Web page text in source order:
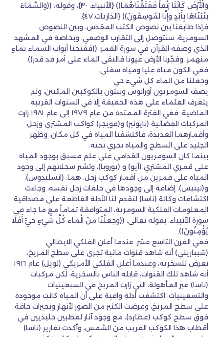
وَالْأَرْضَ كَانَتَا رَتْقاً فَفَتَقْنَاهُمَا)) {الأنبياء: ٣٠}، وقوله: ((وَالسَّمَاءَ
بَنَيْنَاهَا بِأَيْدٍ وَإِنَّا لَمُوسِعُونَ)) {الذاريات:٤٧}.
فإذا طابقنا بين نصوص الكتب المقدس، وبين النصوص
السومرية، سنتوصل إلى التقارب الوصفي، وبخاصة في المشهد
الذي وصفه القرآن في سورة القمر: ((ففتحنا أبواب السماء بماءٍ
منهمر، وفجّرنا الأرض عيونا فالتقى الماء على أمر قد قدر)).
ففي الكون مياه عليا ومياه سفلى.
وجعلنا من الماء كل شيء حي
يصف السومريون أورانوس ونبتون بالكوكبين المائيين، ولم
يتعرف العلماء على هذه الحقيقة إلا في السنوات القريبة
الماضية، ففي الفترة الممتدة من عام ١٩٧٩ إلى عام ١٩٨١ زارت
المركبات الفضائية (بايونير) و(فويجر) كواكب المشتري وزحل
وأقمارهما العديدة، فاكتشفتا المياه في كل مكان، وظهر
الجليد على السطح والمياه تجري تحته.
بينما كان السومريون القدامى على علم مسبق بوجود المياه
على قمري المشتري (آيو) و (يوروبا)، وتشير سجلاتهم إلى وجود
المياه على قمرين من أقمار كوكب زحل، هما: (انسليدوس)،
و(تيتيس)، إضافة إلى وجودها في حلقات زحل نفسه، وجاءت
اكتشافات وكالة (ناسا) لتقدم لنا الأدلة القاطعة على مصداقية
المعلومات الفلكية السومرية، المتوافقة تماماً مع ما جاء في
سورة الأنبياء، بقوله تعالى: ((وَجَعَلْنَا مِنَ الْمَاء كُلَّ شَيْءٍ حَيٍّ أَفَلَا
يُؤْمِنُونَ)).
ففي القرن التاسع عشر، عندما أعلن الفلكي الايطالي
(شيباريلي) أنه شاهد قنوات مائية تجري على سطح المريخ،
تعرض للسخرية، وعندما أعلن الفلكي الأمريكي (لويل) عام ١٩١٦
أنه شاهد تلك القنوات، قابله الناس بالسخرية، لكن مركبات
(ناسا) غير المأهولة، التي زارت المريخ في السبعينيات
والتسعينيات، اكتشفت أدلة وافية على أن المياه كانت موجودة
على سطح المريخ، وعرضت الكثير من الصور لأنهار وبحيرات جافة
فوق سطح كوكب (عطارد)، مع وجود آثار لقطبين جليديين في
أقطاب هذا الكوكب القريب من الشمس، وأكدت تقارير (ناسا)